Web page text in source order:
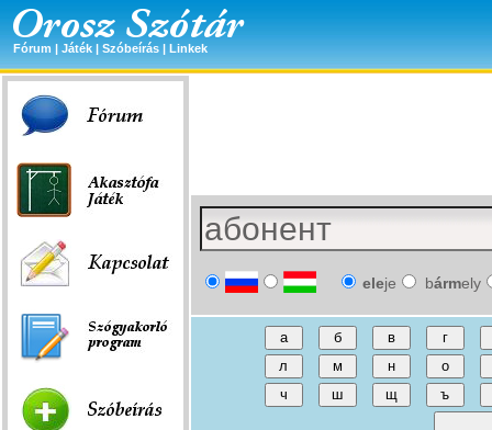
Fórum | Játék | Szóbeírás | Linkek
eleje bármely